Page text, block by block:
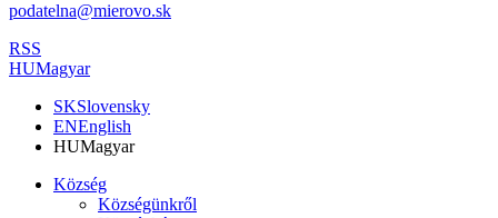
podatelna@mierovo.sk
RSS
HUMagyar
SKSlovensky
ENEnglish
HUMagyar
Község
Községünkről